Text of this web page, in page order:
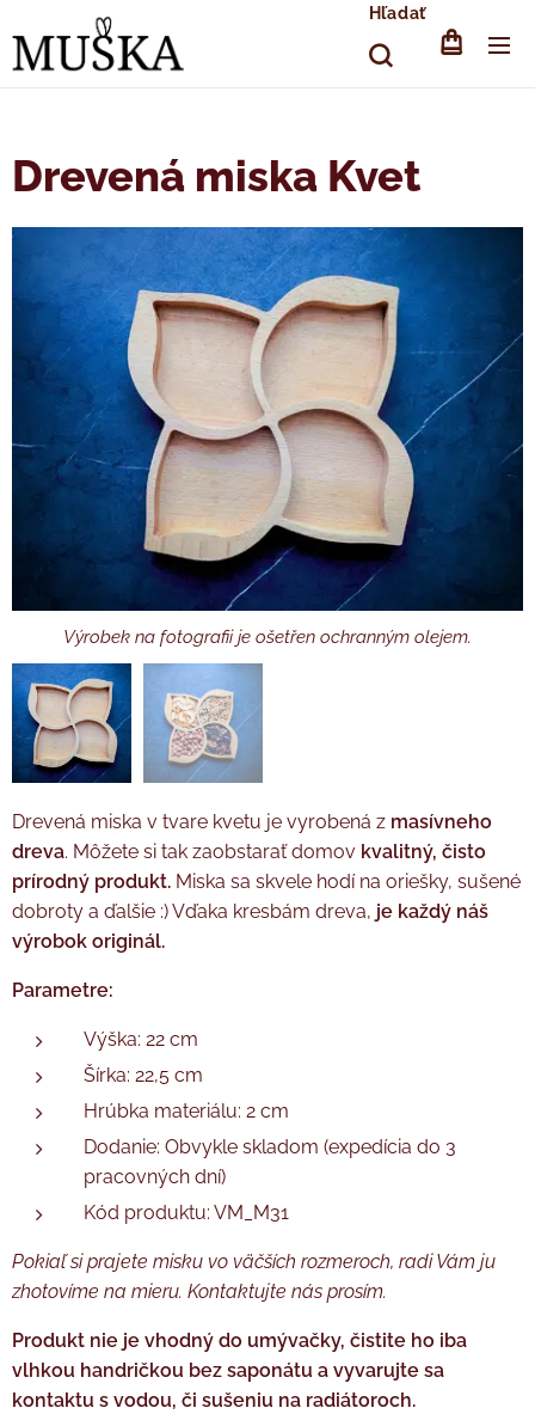
Hľadať
Drevená miska Kvet
Výrobek na fotografii je ošetřen ochranným olejem.
Ovoce a oříšky nejsou součástí balení. Výrobek na fotografii je
Drevená miska v tvare kvetu je vyrobená z masívneho
dreva. Môžete si tak zaobstarať domov kvalitný, čisto
prírodný produkt. Miska sa skvele hodí na oriešky, sušené
dobroty a ďalšie :) Vďaka kresbám dreva, je každý náš
výrobok originál.
Parametre:
Výška: 22 cm
Šírka: 22,5 cm
Hrúbka materiálu: 2 cm
Dodanie: Obvykle skladom (expedícia do 3
pracovných dní)
Kód produktu: VM_M31
Pokiaľ si prajete misku vo väčších rozmeroch, radi Vám ju
zhotovíme na mieru. Kontaktujte nás prosím.
Produkt nie je vhodný do umývačky, čistite ho iba
vlhkou handričkou bez saponátu a vyvarujte sa
kontaktu s vodou, či sušeniu na radiátoroch.